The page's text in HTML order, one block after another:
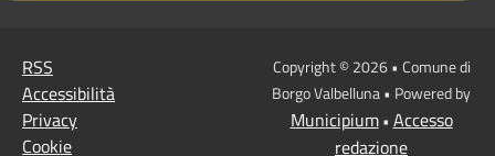
RSS
Accessibilità
Privacy
Cookie
Copyright © 2026 • Comune di
Borgo Valbelluna • Powered by
Municipium• Accesso
redazione